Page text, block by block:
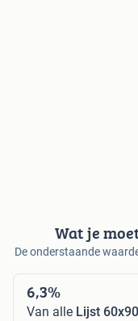
Wat je
De onderstaande
6,3%
Van alle Lijst 60x90